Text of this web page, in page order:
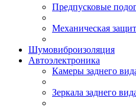
Предпусковые
Механическая
Шумовиброизоляция
Автоэлектроника
Камеры заднего
Зеркала заднего